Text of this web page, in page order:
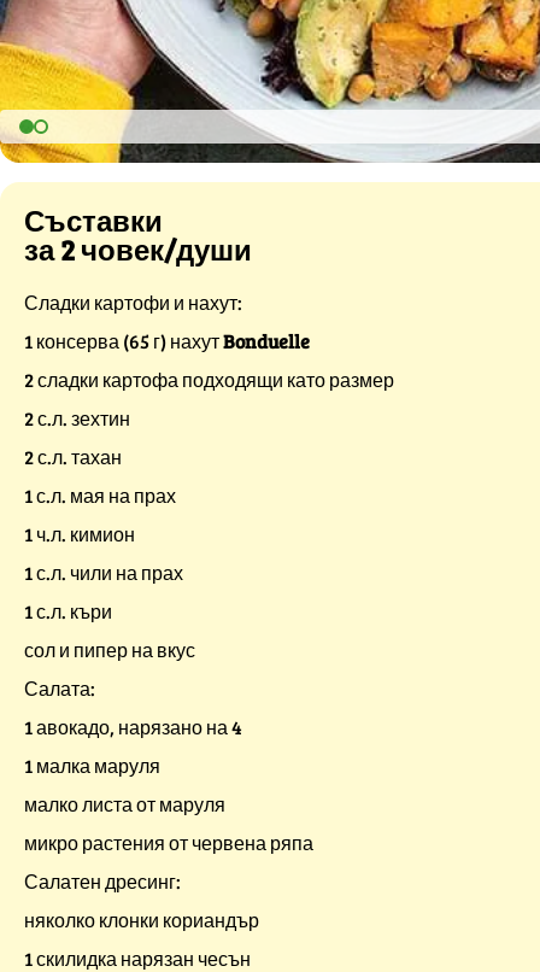
Съставки
за 2 човек/души
Сладки картофи и нахут:
1 консерва (65 г) нахутBonduelle
2 сладки картофа подходящи като размер
2 с.л. зехтин
2 с.л. тахан
1 с.л. мая на прах
1 ч.л. кимион
1 с.л. чили на прах
1 с.л. къри
сол и пипер на вкус
Салата:
1 авокадо, нарязано на 4
1 малка маруля
малко листа от маруля
микро растения от червена ряпа
Салатен дресинг:
няколко клонки кориандър
1 скилидка нарязан чесън